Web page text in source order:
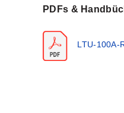
Stromaufnahme:
Schaltausgang:
Temperaturbereich: -
Druckbereich:
PDFs &
LTU-100A-